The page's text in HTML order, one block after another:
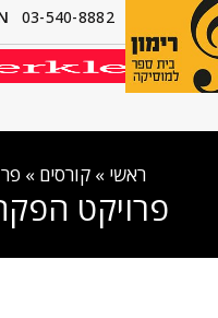
03-540-8882
ראשי »קורסים »
פרויקט